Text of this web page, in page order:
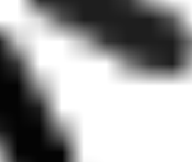
(8% αναλογία μάζας) στα κτίρια του